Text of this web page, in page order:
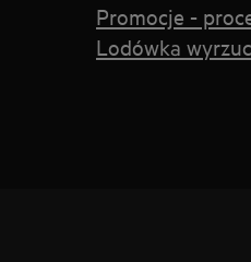
Promocje -
Lodówka